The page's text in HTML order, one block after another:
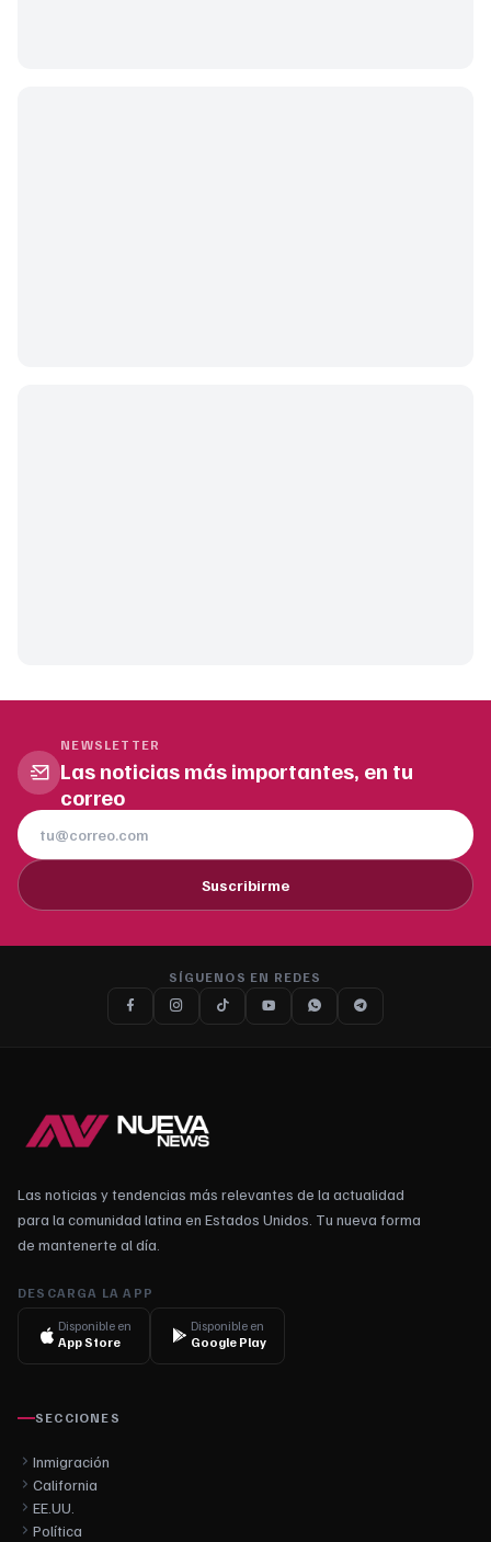
NEWSLETTER
Las noticias más importantes, en tu
correo
Suscribirme
SÍGUENOS EN REDES
Las noticias y tendencias más relevantes de la actualidad
para la comunidad latina en Estados Unidos. Tu nueva forma
de mantenerte al día.
DESCARGA LA APP
Disponible en
App Store
Disponible en
Google Play
SECCIONES
Inmigración
California
EE.UU.
Política